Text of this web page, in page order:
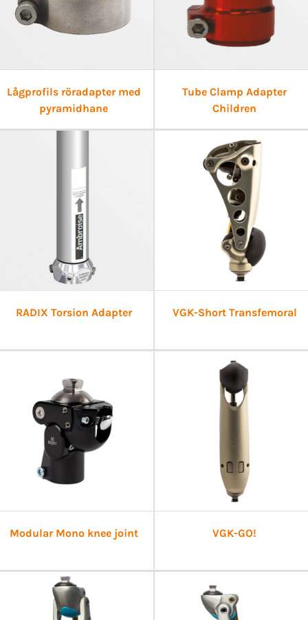
Lågprofils röradapter med
pyramidhane
Tube Clamp Adapter
Children
RADIX Torsion Adapter VGK-Short Transfemoral
Modular Mono knee joint VGK-GO!